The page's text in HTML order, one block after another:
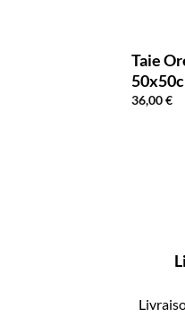
Taie
36,00€